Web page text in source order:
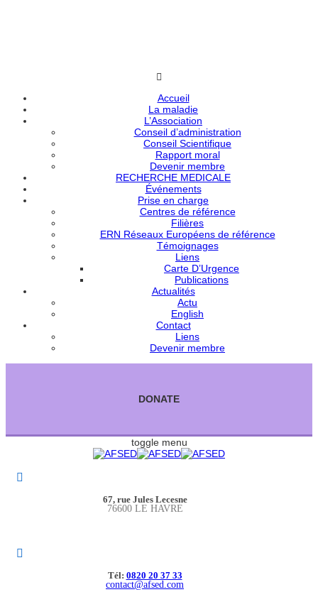
Accueil
La maladie
L’Association
Conseil d’administration
Conseil Scientifique
Rapport moral
Devenir membre
RECHERCHE MEDICALE
Événements
Prise en charge
Centres de référence
Filières
ERN Réseaux Européens de référence
Témoignages
Liens
Carte D’Urgence
Publications
Actualités
Actu
English
Contact
Liens
Devenir membre
DONATE
toggle menu
67, rue Jules Lecesne
76600 LE HAVRE
Tél: 0820 20 37 33
contact@afsed.com